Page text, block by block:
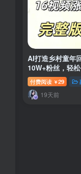
AI打造乡村童年
10W+粉丝，轻
付费阅读 ￥29
19天前